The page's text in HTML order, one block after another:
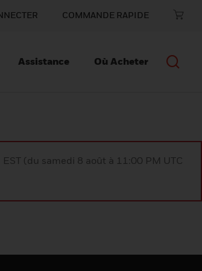
COMMANDE RAPIDE
Assistance Où Acheter
(du samedi 8 août à 11:00 PM UTC